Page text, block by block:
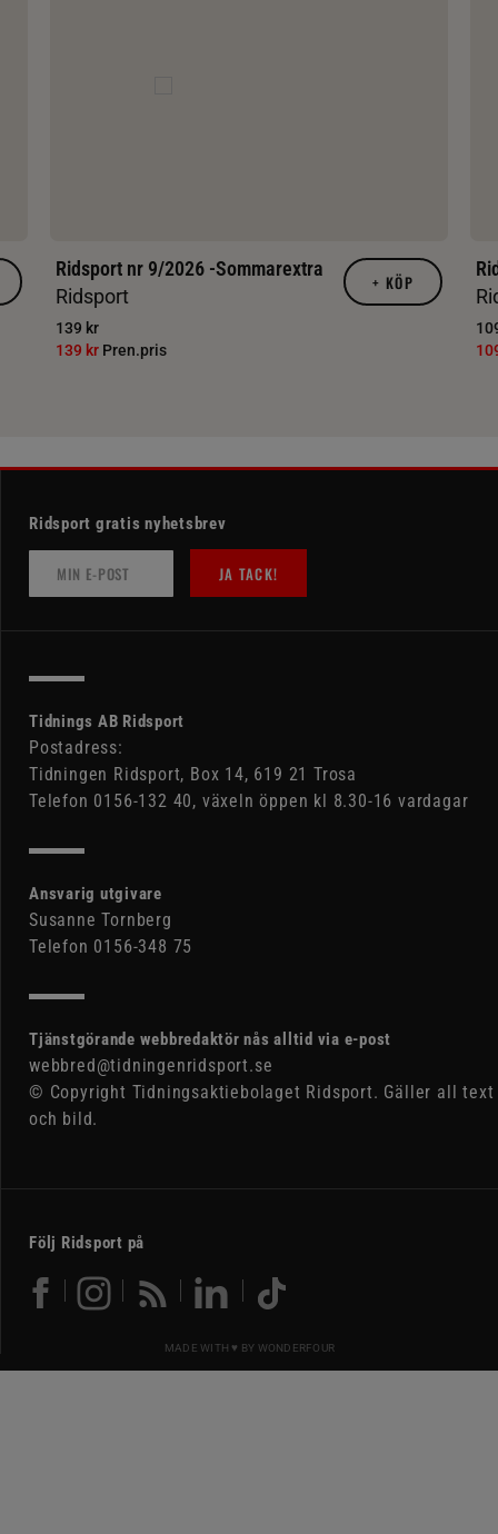
Ridsport nr 9/2026 -Sommarextra
Ridsport
139 kr
139 kr Pren.pris
+ KÖP
Ridsport gratis nyhetsbrev
JA TACK!
Tidnings AB Ridsport
Postadress:
Tidningen Ridsport, Box 14, 619 21 Trosa
Telefon 0156-132 40, växeln öppen kl 8.30-16 vardagar
Ansvarig utgivare
Susanne Tornberg
Telefon 0156-348 75
Tjänstgörande webbredaktör nås alltid via e-post
webbred@tidningenridsport.se
© Copyright Tidningsaktiebolaget Ridsport. Gäller all text
och bild.
Följ Ridsport på
MADE WITH ♥ BY WONDERFOUR